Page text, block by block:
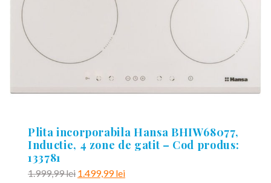
Plita incorporabila Hansa BHIW68077,
Inductie, 4 zone de gatit – Cod produs:
133781
1.999,99lei Prețul
1.499,99leiPrețul